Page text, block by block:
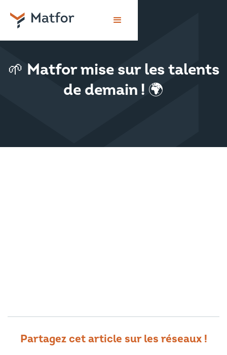
🌱 Matfor mise sur les talents
de demain ! 🌍
Partagez cet article sur les réseaux !